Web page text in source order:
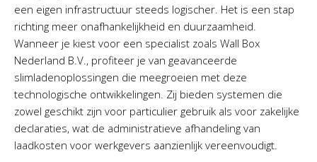
een eigen infrastructuur steeds logischer. Het is een stap
richting meer onafhankelijkheid en duurzaamheid.
Wanneer je kiest voor een specialist zoals Wall Box
Nederland B.V., profiteer je van geavanceerde
slimladenoplossingen die meegroeien met deze
technologische ontwikkelingen. Zij bieden systemen die
zowel geschikt zijn voor particulier gebruik als voor zakelijke
declaraties, wat de administratieve afhandeling van
laadkosten voor werkgevers aanzienlijk vereenvoudigt.